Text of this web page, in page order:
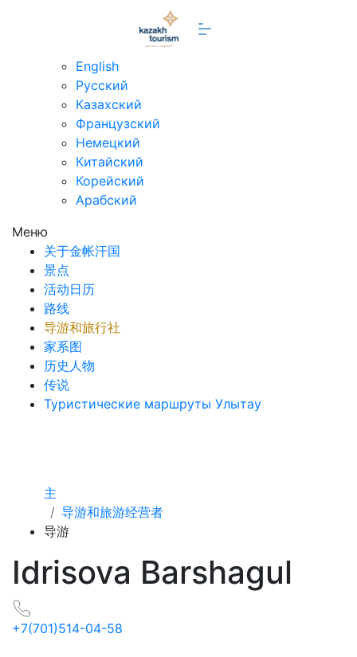
English
Русский
Казахский
Французский
Немецкий
Китайский
Корейский
Арабский
Меню
关于金帐汗国
景点
活动日历
路线
导游和旅行社
家系图
历史人物
传说
Туристические маршруты Улытау
主
导游和旅游经营者
导游
Idrisova Barshagul
+7(701)514-04-58